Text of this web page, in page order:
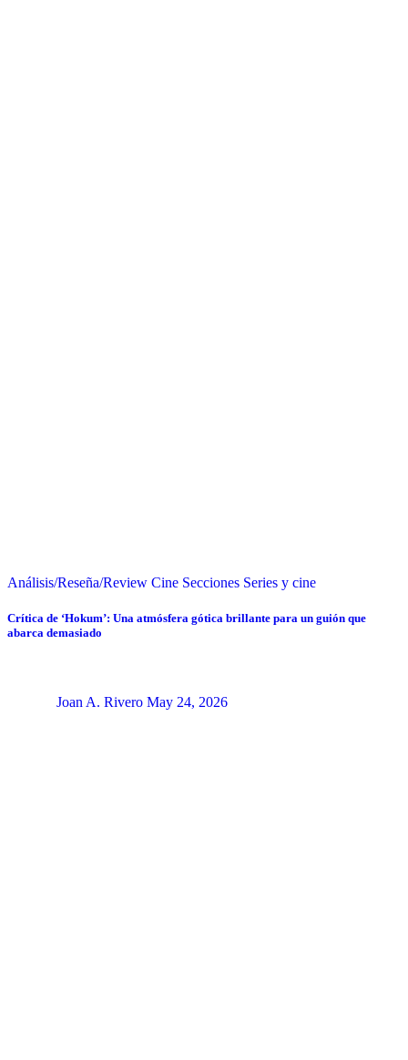
Análisis/Reseña/Review Cine Secciones Series y cine
Crítica de ‘Hokum’: Una atmósfera gótica brillante para un guión que
abarca demasiado
Joan A. Rivero May 24, 2026